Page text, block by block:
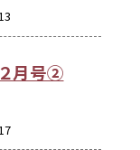
月号②